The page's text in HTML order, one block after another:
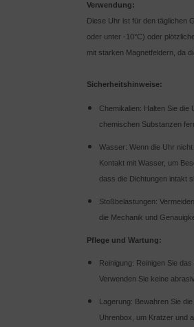
Verwendung:
Diese Uhr ist für den täglichen
oder unter -10°C) oder
mit starken Magnetfeldern, da
Sicherheitshinweise:
Chemikalien: Halten Sie die
chemischen Substanzen
Wasser: Wenn die Uhr
Kontakt mit Wasser, um
dass die Dichtungen intakt
Stoßbelastungen:
die Mechanik und
Pflege und Wartung:
Reinigung: Reinigen Sie
Verwenden Sie keine
Lagerung: Bewahren Sie
Uhrenbox, um Kratzer und